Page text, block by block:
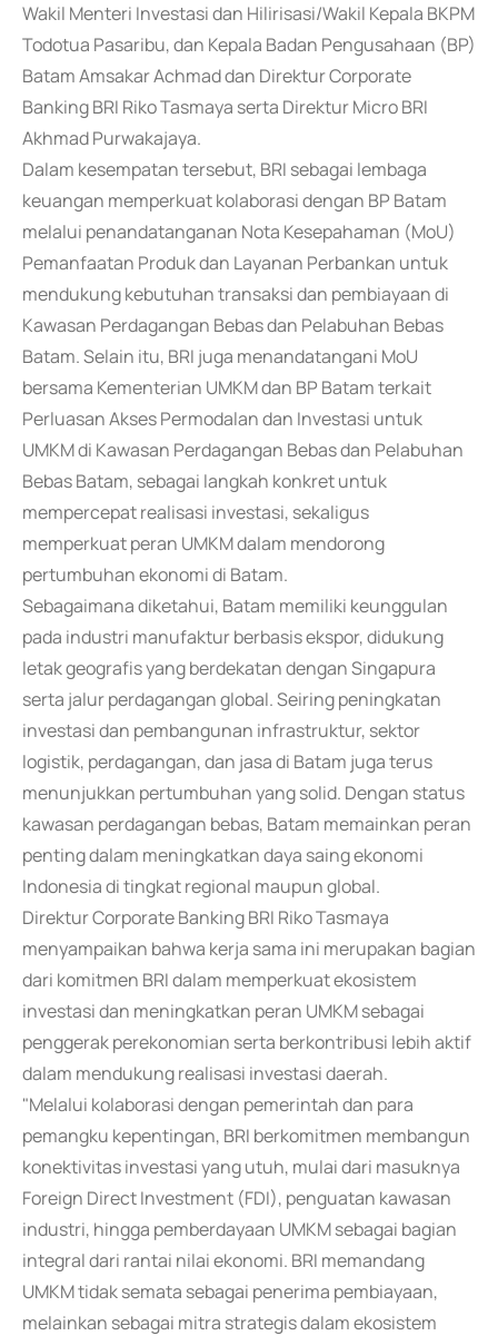
Wakil Menteri Investasi dan Hilirisasi/Wakil Kepala BKPM
Todotua Pasaribu, dan Kepala Badan Pengusahaan (BP)
Batam Amsakar Achmad dan Direktur Corporate
Banking BRI Riko Tasmaya serta Direktur Micro BRI
Akhmad Purwakajaya.
Dalam kesempatan tersebut, BRI sebagai lembaga
keuangan memperkuat kolaborasi dengan BP Batam
melalui penandatanganan Nota Kesepahaman (MoU)
Pemanfaatan Produk dan Layanan Perbankan untuk
mendukung kebutuhan transaksi dan pembiayaan di
Kawasan Perdagangan Bebas dan Pelabuhan Bebas
Batam. Selain itu, BRI juga menandatangani MoU
bersama Kementerian UMKM dan BP Batam terkait
Perluasan Akses Permodalan dan Investasi untuk
UMKM di Kawasan Perdagangan Bebas dan Pelabuhan
Bebas Batam, sebagai langkah konkret untuk
mempercepat realisasi investasi, sekaligus
memperkuat peran UMKM dalam mendorong
pertumbuhan ekonomi di Batam.
Sebagaimana diketahui, Batam memiliki keunggulan
pada industri manufaktur berbasis ekspor, didukung
letak geografis yang berdekatan dengan Singapura
serta jalur perdagangan global. Seiring peningkatan
investasi dan pembangunan infrastruktur, sektor
logistik, perdagangan, dan jasa di Batam juga terus
menunjukkan pertumbuhan yang solid. Dengan status
kawasan perdagangan bebas, Batam memainkan peran
penting dalam meningkatkan daya saing ekonomi
Indonesia di tingkat regional maupun global.
Direktur Corporate Banking BRI Riko Tasmaya
menyampaikan bahwa kerja sama ini merupakan bagian
dari komitmen BRI dalam memperkuat ekosistem
investasi dan meningkatkan peran UMKM sebagai
penggerak perekonomian serta berkontribusi lebih aktif
dalam mendukung realisasi investasi daerah.
"Melalui kolaborasi dengan pemerintah dan para
pemangku kepentingan, BRI berkomitmen membangun
konektivitas investasi yang utuh, mulai dari masuknya
Foreign Direct Investment (FDI), penguatan kawasan
industri, hingga pemberdayaan UMKM sebagai bagian
integral dari rantai nilai ekonomi. BRI memandang
UMKM tidak semata sebagai penerima pembiayaan,
melainkan sebagai mitra strategis dalam ekosistem